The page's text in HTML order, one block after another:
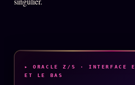
Oracle Analyse
Oracle Sigil Sonore
▸ ORACLE Z/S · INTERFACE
ET LE BAS